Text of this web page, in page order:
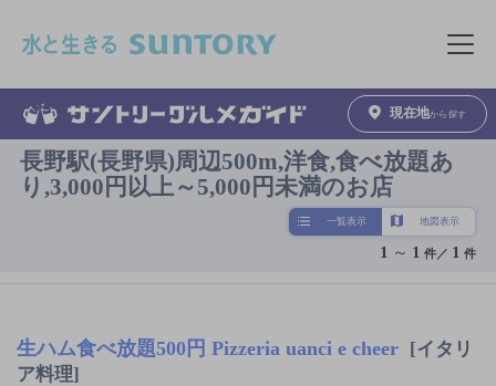
メニュ
現在地から探す
長野駅(長野県)周辺500m,洋食,食べ放題あ
り,3,000円以上～5,000円未満のお店
一覧表示 地図表示
1 ～ 1 件／ 1 件
生ハム食べ放題500円 Pizzeria uanci e cheer [イタリ
ア料理]